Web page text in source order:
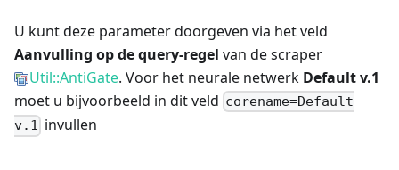
U kunt deze parameter doorgeven via het veld
Aanvulling op de query-regel van de scraper
Util::AntiGate. Voor het neurale netwerk Default v.1
moet u bijvoorbeeld in dit veld corename=Default
v.1 invullen